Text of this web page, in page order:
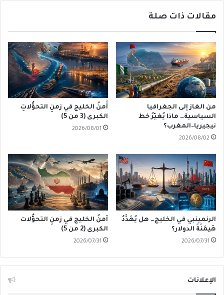
مقالات ذات صلة
من الغاز إلى الجغرافيا
السياسية… ماذا يُغيّرُ خط
نيجيريا–المغرب؟
2026/08/02
أَمنُ الخليج في زمنِ التحوُّلاتِ
الكبرى (3 من 5)
2026/08/01
الرنمينبي في الخليج… هل يُهَدِّدُ
هَيمَنَةَ الدولار؟
2026/07/31
أمنُ الخليج في زمنِ التحوُّلات
الكبرى (2 من 5)
2026/07/31
الإعلانات